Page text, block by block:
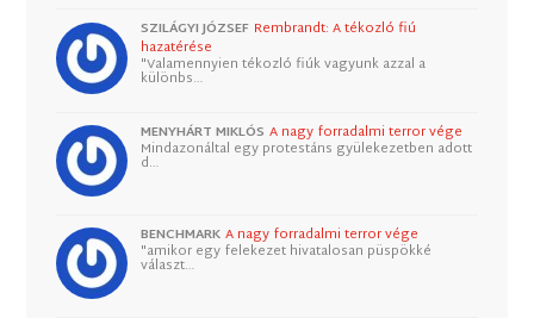
SZILÁGYI JÓZSEF Rembrandt: A tékozló fiú
hazatérése
"Valamennyien tékozló fiúk vagyunk azzal a
különbs…
MENYHÁRT MIKLÓS A nagy forradalmi terror vége
Mindazonáltal egy protestáns gyülekezetben adott
d…
BENCHMARK A nagy forradalmi terror vége
"amikor egy felekezet hivatalosan püspökké
választ…